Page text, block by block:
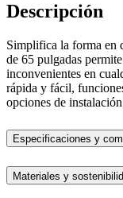
Descripción
Simplifica la forma en
de 65 pulgadas
inconvenientes en
rápida y fácil,
opciones de
Especificaciones y
Materiales y